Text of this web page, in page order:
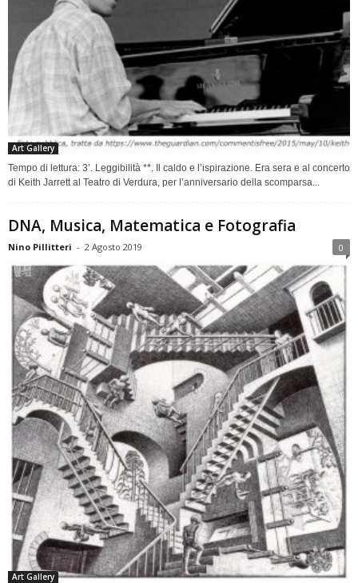
Art Gallery
Tempo di lettura: 3’. Leggibilità **. Il caldo e l’ispirazione. Era sera e al concerto
di Keith Jarrett al Teatro di Verdura, per l’anniversario della scomparsa...
DNA, Musica, Matematica e Fotografia
Nino Pillitteri - 2 Agosto 2019 0
Art Gallery